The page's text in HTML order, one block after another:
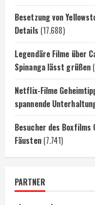
Besetzung von
Details (17.688)
Legendäre Filme über
Spinanga lässt grüßen
Netflix-Filme
spannende
Besucher des
Fäusten (7.741)
PARTNER